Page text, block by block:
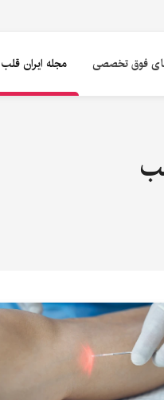
فوق تخصصی مجله ایران قلب